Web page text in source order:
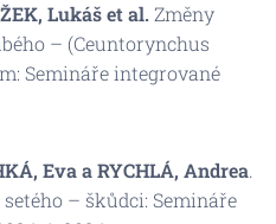
Lukáš et al.Změny
– (Ceuntorynchus
Semináře integrované
Eva a RYCHLÁ, Andrea.
– škůdci: Semináře